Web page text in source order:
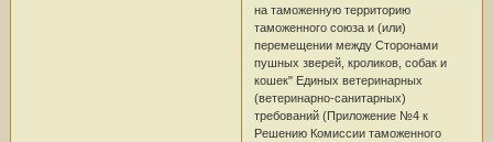
на таможенную территорию
таможенного союза и (или)
перемещении между Сторонами
пушных зверей, кроликов, собак и
кошек" Единых ветеринарных
(ветеринарно-санитарных)
требований (Приложение №4 к
Решению Комиссии таможенного